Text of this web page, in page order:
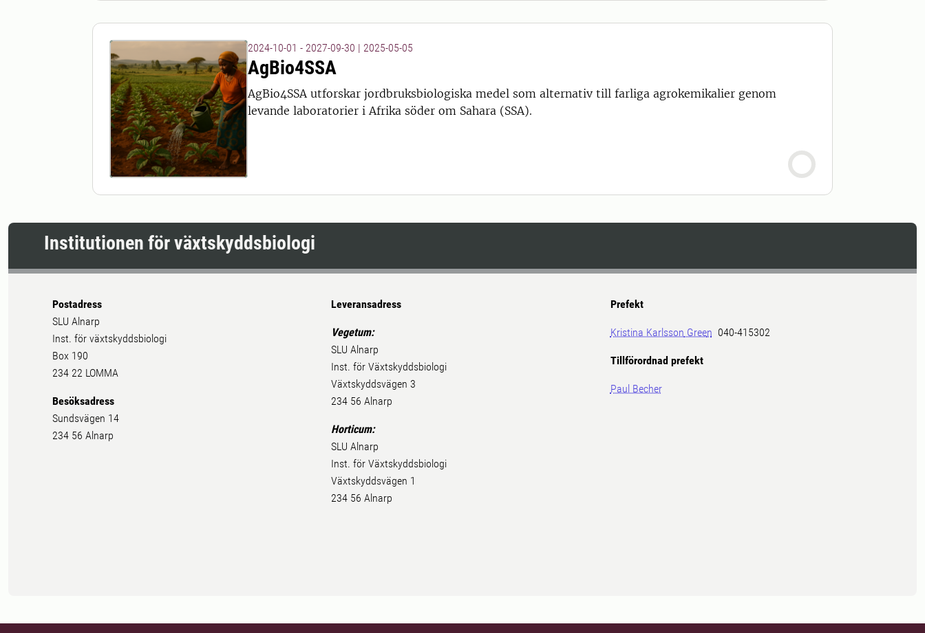
2024-10-01 - 2027-09-30 | 2025-05-05
AgBio4SSA
AgBio4SSA utforskar jordbruksbiologiska medel som alternativ till farliga agrokemikalier genom
levande laboratorier i Afrika söder om Sahara (SSA).
Institutionen för växtskyddsbiologi
Postadress
SLU Alnarp
Inst. för växtskyddsbiologi
Box 190
234 22 LOMMA
Besöksadress
Sundsvägen 14
234 56 Alnarp
Leveransadress
Vegetum:
SLU Alnarp
Inst. för Växtskyddsbiologi
Växtskyddsvägen 3
234 56 Alnarp
Horticum:
SLU Alnarp
Inst. för Växtskyddsbiologi
Växtskyddsvägen 1
234 56 Alnarp
Prefekt
Kristina Karlsson Green 040-415302
Tillförordnad prefekt
Paul Becher